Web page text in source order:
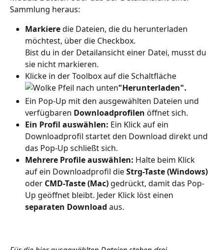
Sammlung heraus:
Markiere die Dateien, die du herunterladen
möchtest, über die Checkbox.
Bist du in der Detailansicht einer Datei, musst du
sie nicht markieren.
Klicke in der Toolbox auf die Schaltfläche
"Herunterladen".
Ein Pop-Up mit den ausgewählten Dateien und
verfügbaren Downloadprofilen öffnet sich.
Ein Profil auswählen: Ein Klick auf ein
Downloadprofil startet den Download direkt und
das Pop-Up schließt sich.
Mehrere Profile auswählen: Halte beim Klick
auf ein Downloadprofil die Strg-Taste (Windows)
oder CMD-Taste (Mac) gedrückt, damit das Pop-
Up geöffnet bleibt. Jeder Klick löst einen
separaten Download aus.